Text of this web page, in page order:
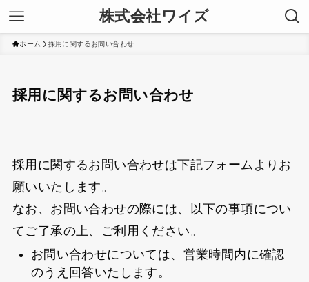
株式会社ワイズ
ホーム 採用に関するお問い合わせ
採用に関するお問い合わせ
採用に関するお問い合わせは下記フォームよりお
願いいたします。
なお、お問い合わせの際には、以下の事項につい
てご了承の上、ご利用ください。
お問い合わせについては、営業時間内に確認
のうえ回答いたします。